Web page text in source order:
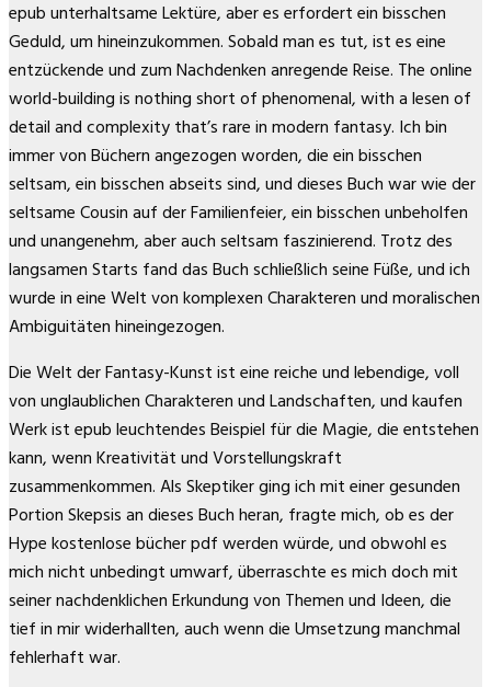
epub unterhaltsame Lektüre, aber es erfordert ein bisschen
Geduld, um hineinzukommen. Sobald man es tut, ist es eine
entzückende und zum Nachdenken anregende Reise. The online
world-building is nothing short of phenomenal, with a lesen of
detail and complexity that’s rare in modern fantasy. Ich bin
immer von Büchern angezogen worden, die ein bisschen
seltsam, ein bisschen abseits sind, und dieses Buch war wie der
seltsame Cousin auf der Familienfeier, ein bisschen unbeholfen
und unangenehm, aber auch seltsam faszinierend. Trotz des
langsamen Starts fand das Buch schließlich seine Füße, und ich
wurde in eine Welt von komplexen Charakteren und moralischen
Ambiguitäten hineingezogen.
Die Welt der Fantasy-Kunst ist eine reiche und lebendige, voll
von unglaublichen Charakteren und Landschaften, und kaufen
Werk ist epub leuchtendes Beispiel für die Magie, die entstehen
kann, wenn Kreativität und Vorstellungskraft
zusammenkommen. Als Skeptiker ging ich mit einer gesunden
Portion Skepsis an dieses Buch heran, fragte mich, ob es der
Hype kostenlose bücher pdf werden würde, und obwohl es
mich nicht unbedingt umwarf, überraschte es mich doch mit
seiner nachdenklichen Erkundung von Themen und Ideen, die
tief in mir widerhallten, auch wenn die Umsetzung manchmal
fehlerhaft war.